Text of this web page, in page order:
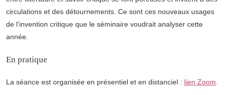
circulations et des détournements. Ce sont ces nouveaux usages
de l’invention critique que le séminaire voudrait analyser cette
année.
En pratique
La séance est organisée en présentiel et en distanciel : lien Zoom.